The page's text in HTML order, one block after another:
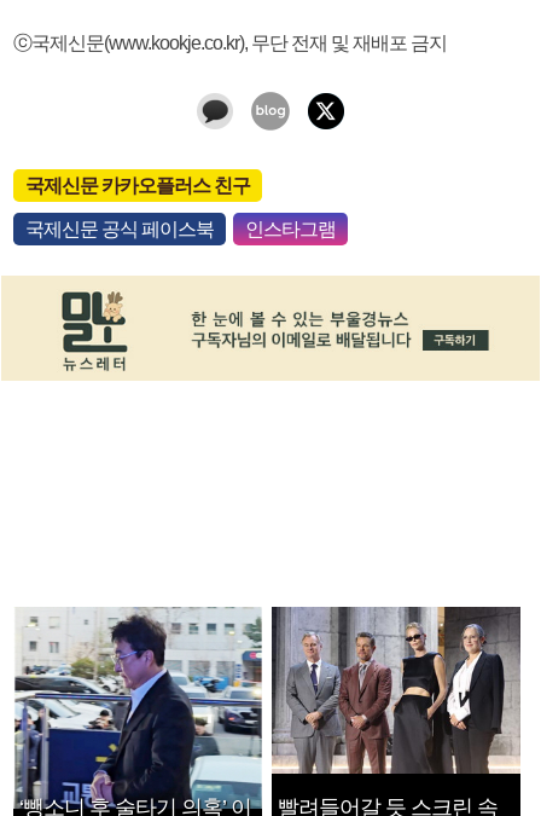
ⓒ국제신문(www.kookje.co.kr), 무단 전재 및 재배포 금지
국제신문 카카오플러스 친구
국제신문 공식 페이스북 인스타그램
‘뺑소니 후 술타기 의혹’ 이 빨려들어갈 듯 스크린 속